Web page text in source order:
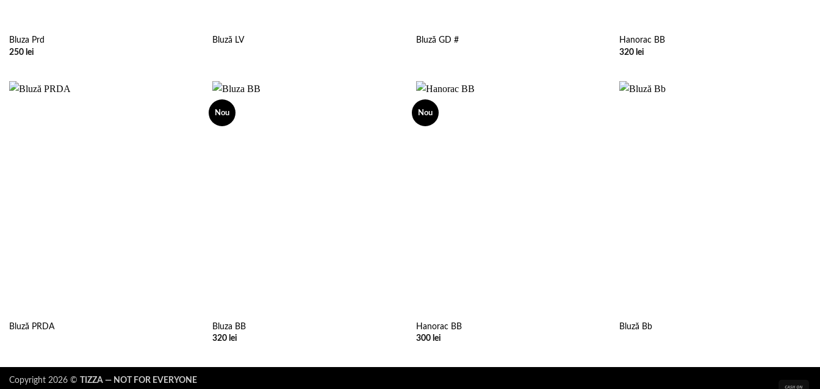
Bluza Prd
250 lei
Bluză LV Bluză GD #
Hanorac BB
320 lei
Bluză PRDA
Nou
Bluza BB
320 lei
Nou
Hanorac BB
300 lei
Bluză Bb
Copyright 2026 © TIZZA — NOT FOR EVERYONE